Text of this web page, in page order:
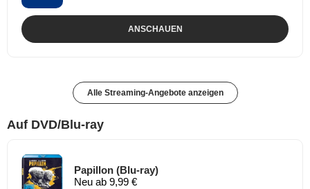
ANSCHAUEN
Alle Streaming-Angebote anzeigen
Auf DVD/Blu-ray
Papillon (Blu-ray)
Neu ab 9,99 €